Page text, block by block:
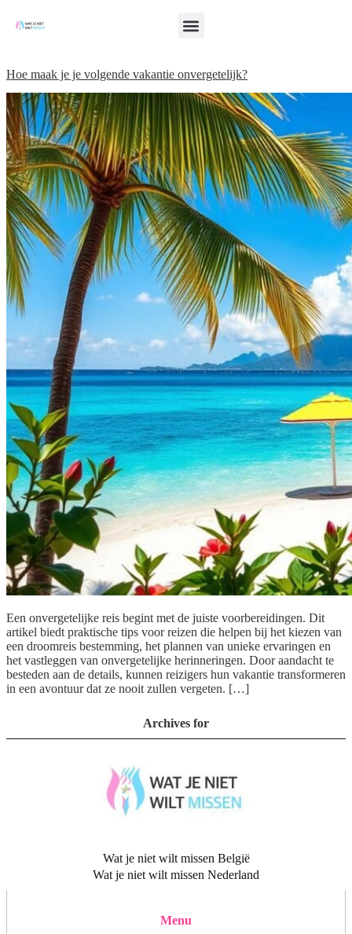
Hoe maak je je volgende vakantie onvergetelijk?
Een onvergetelijke reis begint met de juiste voorbereidingen. Dit
artikel biedt praktische tips voor reizen die helpen bij het kiezen van
een droomreis bestemming, het plannen van unieke ervaringen en
het vastleggen van onvergetelijke herinneringen. Door aandacht te
besteden aan de details, kunnen reizigers hun vakantie transformeren
in een avontuur dat ze nooit zullen vergeten. […]
Archives for
Wat je niet wilt missen België
Wat je niet wilt missen Nederland
Menu